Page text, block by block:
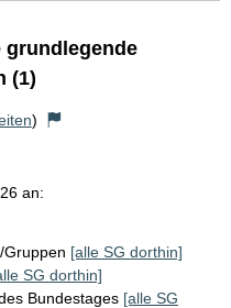
grundlegende
(1)
)
an:
Gruppen [alle SG dorthin]
SG dorthin]
Bundestages [alle SG